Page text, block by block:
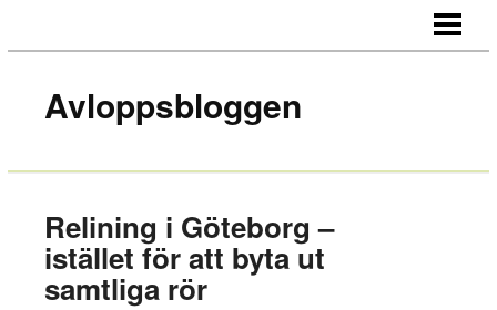
KONTAKT
Avloppsbloggen
Relining i Göteborg –
istället för att byta ut
samtliga rör